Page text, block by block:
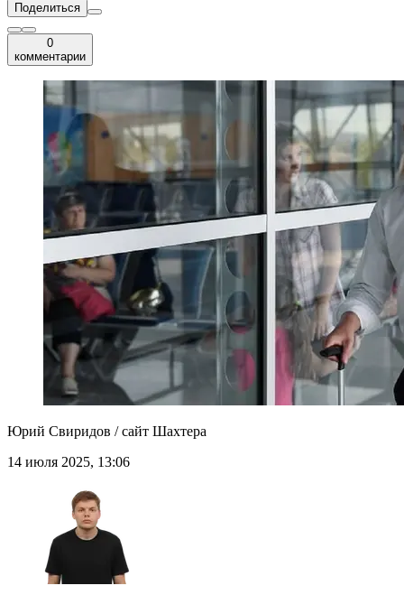
Поделиться
0
комментарии
Юрий Свиридов / сайт Шахтера
14 июля 2025, 13:06